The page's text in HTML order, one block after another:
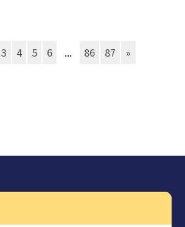
3 4 5 6 ... 86 87 »